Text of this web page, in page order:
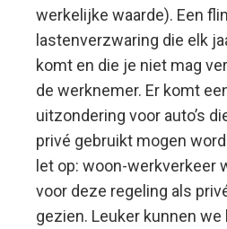
werkelijke waarde). Een
lastenverzwaring die elk
komt en die je niet mag
de werknemer. Er komt
uitzondering voor auto’s
privé gebruikt mogen
let op: woon-werkverkeer
voor deze regeling als
gezien. Leuker kunnen we